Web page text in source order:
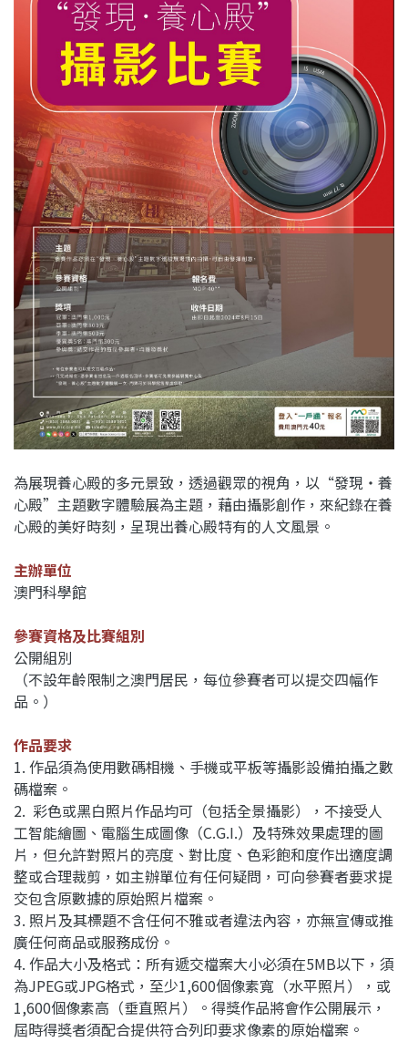
為展現養心殿的多元景致，透過觀眾的視角，以“發現‧養
心殿”主題數字體驗展為主題，藉由攝影創作，來紀錄在養
心殿的美好時刻，呈現出養心殿特有的人文風景。
主辦單位
澳門科學館
參賽資格及比賽組別
公開組別
（不設年齡限制之澳門居民，每位參賽者可以提交四幅作
品。）
作品要求
1. 作品須為使用數碼相機、手機或平板等攝影設備拍攝之數
碼檔案。
2. 彩色或黑白照片作品均可（包括全景攝影），不接受人
工智能繪圖、電腦生成圖像（C.G.I.）及特殊效果處理的圖
片，但允許對照片的亮度、對比度、色彩飽和度作出適度調
整或合理裁剪，如主辦單位有任何疑問，可向參賽者要求提
交包含原數據的原始照片檔案。
3. 照片及其標題不含任何不雅或者違法內容，亦無宣傳或推
廣任何商品或服務成份。
4. 作品大小及格式：所有遞交檔案大小必須在5MB以下，須
為JPEG或JPG格式，至少1,600個像素寬（水平照片），或
1,600個像素高（垂直照片）。得獎作品將會作公開展示，
屆時得獎者須配合提供符合列印要求像素的原始檔案。